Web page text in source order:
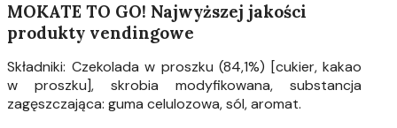
MOKATE TO GO! Najwyższej jakości
produkty vendingowe
Składniki: Czekolada w proszku (84,1%) [cukier, kakao
w proszku], skrobia modyfikowana, substancja
zagęszczająca: guma celulozowa, sól, aromat.